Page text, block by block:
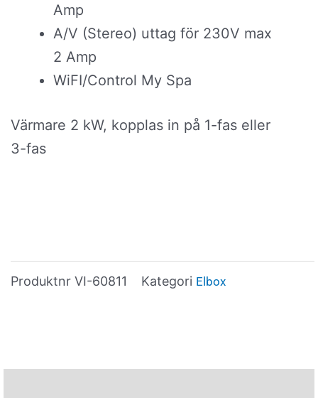
Amp
A/V (Stereo) uttag för 230V max
2 Amp
WiFI/Control My Spa
Värmare 2 kW, kopplas in på 1-fas eller
3-fas
Produktnr VI-60811 Kategori Elbox